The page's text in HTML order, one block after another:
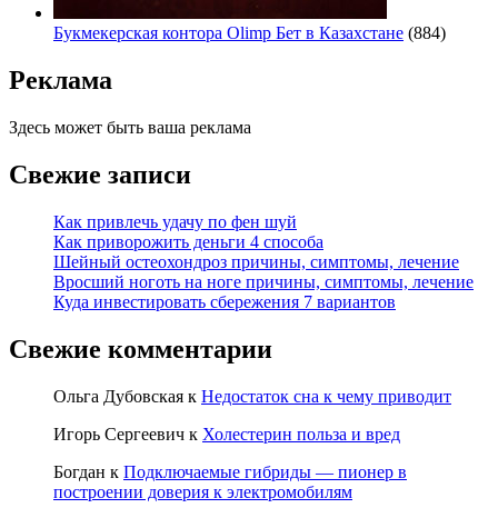
Букмекерская контора Olimp Бет в Казахстане (884)
Реклама
Здесь может быть ваша реклама
Свежие записи
Как привлечь удачу по фен шуй
Как приворожить деньги 4 способа
Шейный остеохондроз причины, симптомы, лечение
Вросший ноготь на ноге причины, симптомы, лечение
Куда инвестировать сбережения 7 вариантов
Свежие комментарии
Ольга Дубовская к Недостаток сна к чему приводит
Игорь Сергеевич к Холестерин польза и вред
Богдан к Подключаемые гибриды — пионер в
построении доверия к электромобилям